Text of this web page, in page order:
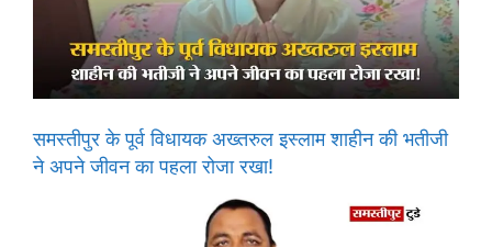
समस्तीपुर के पूर्व विधायक अख्तरुल इस्लाम शाहीन की भतीजी
ने अपने जीवन का पहला रोजा रखा!